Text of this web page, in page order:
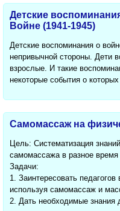
Детские
Войне (1941-1945)
Детские воспоминания о
непривычной стороны. Дети
взрослые. И такие
некоторые события о
Самомассаж на
Цель: Систематизация
самомассажа в разное время
Задачи:
1. Заинтересовать
используя самомассаж и
2. Дать необходимые знания